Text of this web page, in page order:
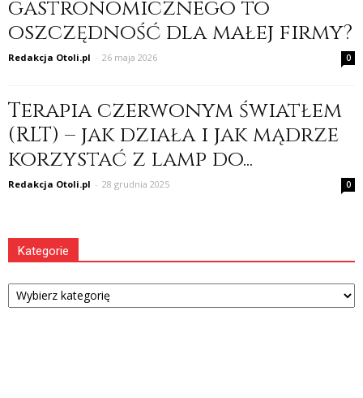
gastronomicznego to
oszczędność dla małej firmy?
Redakcja Otoli.pl - 26 maja 2026 0
Terapia czerwonym światłem
(RLT) – jak działa i jak mądrze
korzystać z lamp do...
Redakcja Otoli.pl - 28 grudnia 2025 0
Kategorie
Kategorie